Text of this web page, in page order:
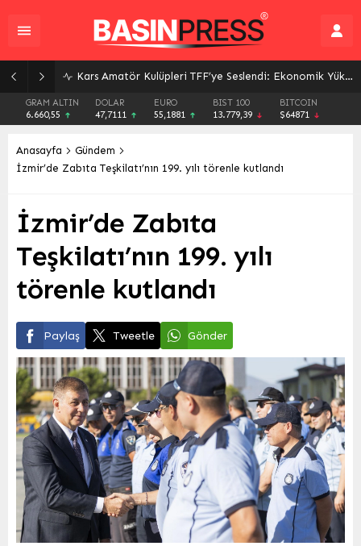
Futbol Sezonu Başlıyor: 2026 Yaz Transfer Dönemi 4 Eylül’de Sona Eriyor
GRAM ALTIN
6.660,55
DOLAR
47,7111
EURO
55,1881
BIST 100
13.779,39
BITCOIN
$64871
Anasayfa
Gündem
İzmir’de Zabıta Teşkilatı’nın 199. yılı törenle kutlandı
İzmir’de Zabıta
Teşkilatı’nın 199. yılı
törenle kutlandı
Paylaş Tweetle Gönder